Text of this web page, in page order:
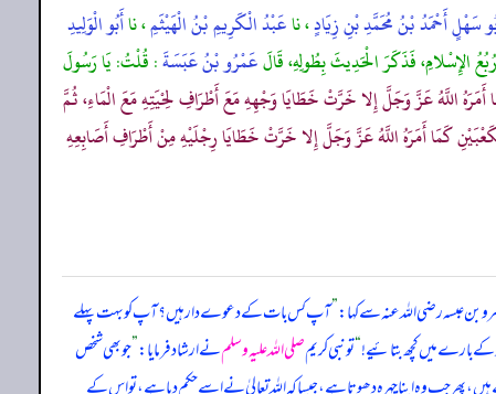
سَهْلٍ أَحْمَدُ بْنُ مُحَمَّدِ بْنِ زِيَادٍ، ناعَبْدُ الْكَرِيمِ بْنُ الْهَيْثَمِ، ناأَبُو الْوَلِيدِ
الإِسْلامِ، فَذَكَرَ الْحَدِيثَ بِطُولِهِ، قَالَعَمْرُو بْنُ عَبَسَةَ: قُلْتُ: يَا رَسُولَ
اللَّهُ عَزَّ وَجَلَّ إِلا خَرَّتْ خَطَايَا وَجْهِهِ مَعَ أَطْرَافِ لِحْيَتِهِ مَعَ الْمَاءِ، ثُمَّ
كَمَا أَمَرَهُ اللَّهُ عَزَّ وَجَلَّ إِلا خَرَّتْ خَطَايَا رِجْلَيْهِ مِنْ أَطْرَافِ أَصَابِعِهِ
بن عبسہ رضی اللہ عنہ سے کہا:”آپ کس بات کے دعوے دار ہیں؟ آپ کو بہت پہلے
بارے میں کچھ بتائیے!“تو نبی کریمصلی اللہ علیہ وسلمنے ارشاد فرمایا:”جو بھی شخص